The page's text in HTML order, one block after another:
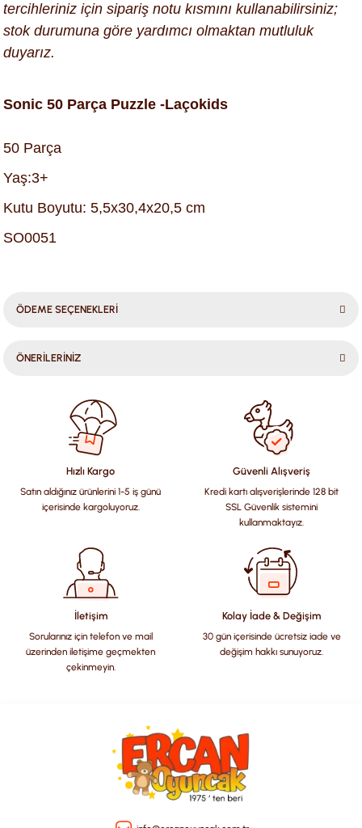
tercihleriniz için sipariş notu kısmını kullanabilirsiniz;
stok durumuna göre yardımcı olmaktan mutluluk
duyarız.
Sonic 50 Parça Puzzle -Laçokids
50 Parça
Yaş:3+
Kutu Boyutu: 5,5x30,4x20,5 cm
SO0051
ÖDEME SEÇENEKLERİ
ÖNERİLERİNİZ
konularda yetersiz gördüğünüz noktaları öneri formunu
kullanarak tarafımıza iletebilirsiniz.
Görüş ve önerileriniz için teşekkür ederiz.
Ürün resmi kalitesiz, bozuk veya görüntülenemiyor.
Ürün açıklamasında eksik bilgiler bulunuyor.
Ürün bilgilerinde hatalar bulunuyor.
Ürün fiyatı diğer sitelerden daha pahalı.
Bu ürüne benzer farklı alternatifler olmalı.
Hızlı Kargo
Satın aldığınız ürünlerini 1-5 iş günü
içerisinde kargoluyoruz.
Güvenli Alışveriş
Kredi kartı alışverişlerinde 128 bit
SSL Güvenlik sistemini
kullanmaktayız.
İletişim
Sorularınız için telefon ve mail
üzerinden iletişime geçmekten
çekinmeyin.
Kolay İade & Değişim
30 gün içerisinde ücretsiz iade ve
değişim hakkı sunuyoruz.